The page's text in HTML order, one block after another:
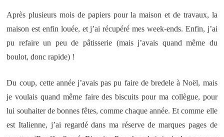
Après plusieurs mois de papiers pour la maison et de travaux, la
maison est enfin louée, et j’ai récupéré mes week-ends. Enfin, j’ai
pu refaire un peu de pâtisserie (mais j’avais quand même du
boulot, donc rapide) !
Du coup, cette année j’avais pas pu faire de bredele à Noël, mais
je voulais quand même faire des biscuits pour ma collègue, pour
lui souhaiter de bonnes fêtes, comme chaque année. Et comme elle
est Italienne, j’ai regardé dans ma réserve de marques pages de